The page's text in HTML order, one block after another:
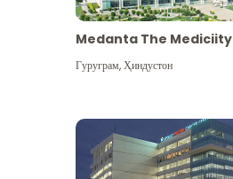
Medanta The Mediciity
Гуруграм,Ҳиндустон